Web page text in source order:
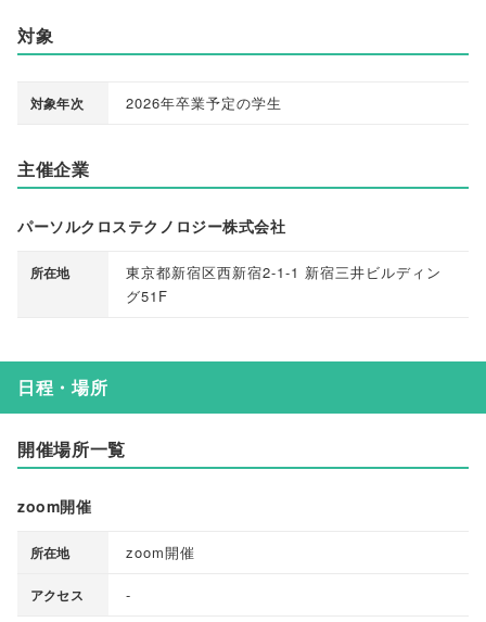
対象
対象年次 2026年卒業予定の学生
主催企業
パーソルクロステクノロジー株式会社
所在地
東京都新宿区西新宿2-1-1 新宿三井ビルディン
グ51F
日程・場所
開催場所一覧
zoom開催
所在地 zoom開催
アクセス -